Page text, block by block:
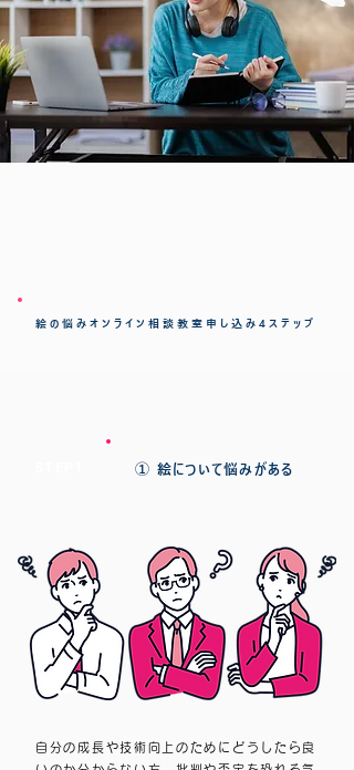
絵の悩みオンライン相談教室申し込み4ステップ
① 絵について悩みがある
自分の成長や技術向上のためにどうしたら良